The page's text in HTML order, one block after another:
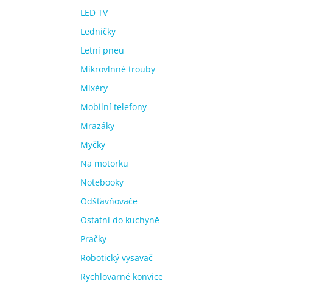
LED TV
Ledničky
Letní pneu
Mikrovlnné trouby
Mixéry
Mobilní telefony
Mrazáky
Myčky
Na motorku
Notebooky
Odšťavňovače
Ostatní do kuchyně
Pračky
Robotický vysavač
Rychlovarné konvice